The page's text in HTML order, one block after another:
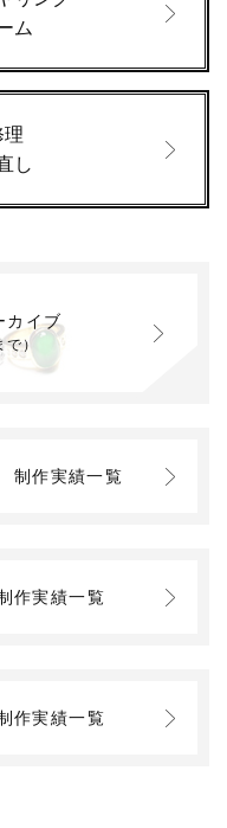
ム
理
し
カイブ
）
制作実績一覧
作実績一覧
作実績一覧